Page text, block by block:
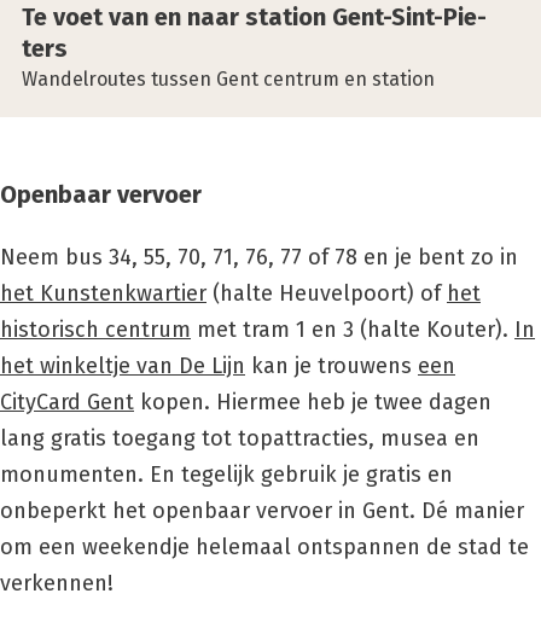
Te voet van en naar sta­ti­on Gent-Sint-Pie­
ters
Wandelroutes tussen Gent centrum en station
Openbaar vervoer
Neem bus 34, 55, 70, 71, 76, 77 of 78 en je bent zo in
het Kunstenkwartier (halte Heuvelpoort) of het
historisch centrum met tram 1 en 3 (halte Kouter). In
het winkeltje van De Lijn kan je trouwens een
CityCard Gent kopen. Hiermee heb je twee dagen
lang gratis toegang tot topattracties, musea en
monumenten. En tegelijk gebruik je gratis en
onbeperkt het openbaar vervoer in Gent. Dé manier
om een weekendje helemaal ontspannen de stad te
verkennen!